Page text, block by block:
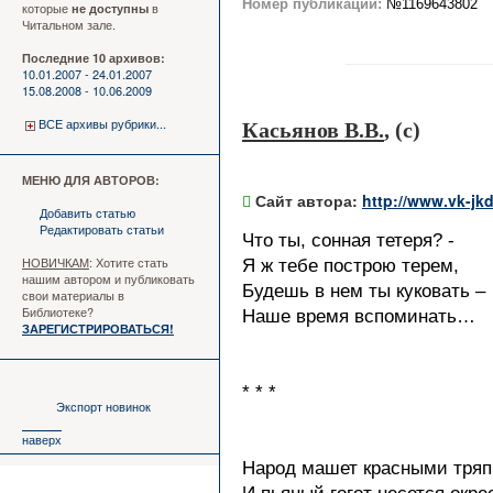
которые не доступны в
Читальном зале.
Последние 10 архивов:
10.01.2007 - 24.01.2007
15.08.2008 - 10.06.2009
ВСЕ архивы рубрики...
МЕНЮ ДЛЯ АВТОРОВ:
Добавить статью
Редактировать статьи
НОВИЧКАМ: Хотите стать
нашим автором и публиковать
свои материалы в
Библиотеке?
ЗАРЕГИСТРИРОВАТЬСЯ!
Экспорт новинок
наверх
Номер публикации: №1169643802
Касьянов В.В., (c)
Сайт автора: http://www.vk-
Что ты, сонная тетеря? -
Я ж тебе построю терем,
Будешь в нем ты куковать –
Наше время вспоминать…
* * *
Народ машет красными